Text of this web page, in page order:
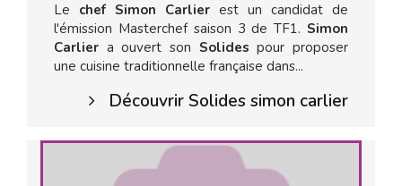
Le chef Simon Carlier est un candidat de
l'émission Masterchef saison 3 de TF1. Simon
Carlier a ouvert son Solidespour proposer
une cuisine traditionnelle française dans...
Découvrir Solides simon carlier